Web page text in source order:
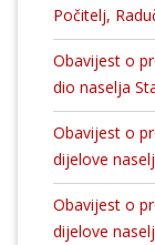
Počitelj,
Obavijest o
dio naselja
Obavijest o
dijelove
Obavijest o
dijelove